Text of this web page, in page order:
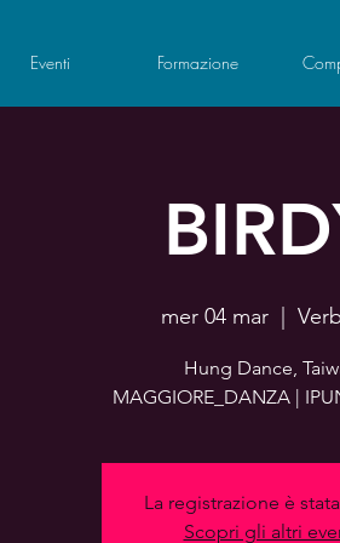
Eventi Formazione
mer 04 mar
Hung Dance,
MAGGIORE_DANZA |
La registrazione è
Scopri gli altri